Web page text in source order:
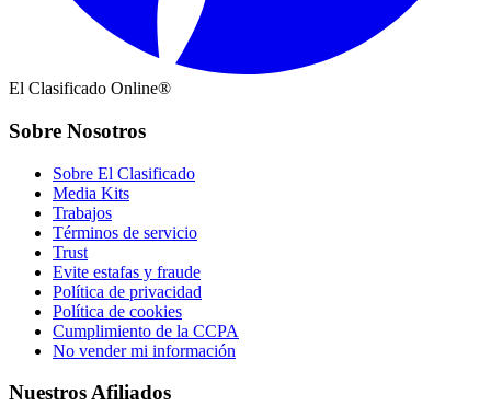
El Clasificado Online®
Sobre Nosotros
Sobre El Clasificado
Media Kits
Trabajos
Términos de servicio
Trust
Evite estafas y fraude
Política de privacidad
Política de cookies
Cumplimiento de la CCPA
No vender mi información
Nuestros Afiliados